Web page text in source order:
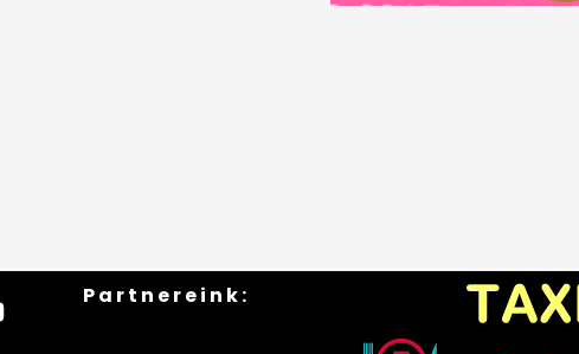
Partnereink: